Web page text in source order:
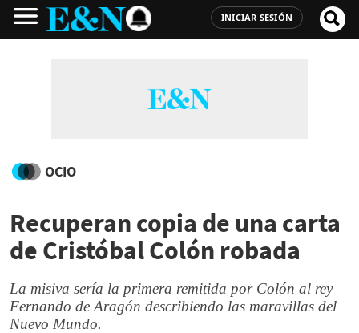
INICIAR SESIÓN
OCIO
Recuperan copia de una carta
de Cristóbal Colón robada
La misiva sería la primera remitida por Colón al rey
Fernando de Aragón describiendo las maravillas del
Nuevo Mundo.